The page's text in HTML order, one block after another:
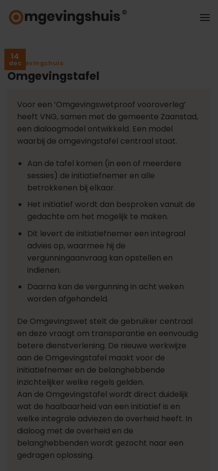
naar
14
dec
Omgevingshuis
Omgevingstafel
Voor een ‘Omgevingswetproof vooroverleg’
heeft VNG, samen met de gemeente Zaanstad,
een dialoogmodel ontwikkeld. Een model
waarbij de omgevingstafel centraal staat.
Aan de tafel komen (in een of meerdere
sessies) de initiatiefnemer en alle
betrokkenen bij elkaar.
Het initiatief wordt dan besproken vanuit de
gedachte om het mogelijk te maken.
Dit levert de initiatiefnemer een integraal
advies op, waarmee hij de
vergunningaanvraag kan opstellen en
indienen.
Daarna kan de vergunning in acht weken
worden afgehandeld.
De Omgevingswet stelt de gebruiker centraal
en deze vraagt om transparantie en eenvoudig
betere dienstverlening. De nieuwe werkwijze
aan de Omgevingstafel maakt voor de
initiatiefnemer en de belanghebbende
inzichtelijker welke regels gelden.
Aan de Omgevingstafel wordt direct duidelijk
wat de haalbaarheid van een initiatief is en
welke integrale adviezen de overheid heeft. In
dialoog met de overheid en de
belanghebbenden wordt gezocht naar een
gedragen oplossing.